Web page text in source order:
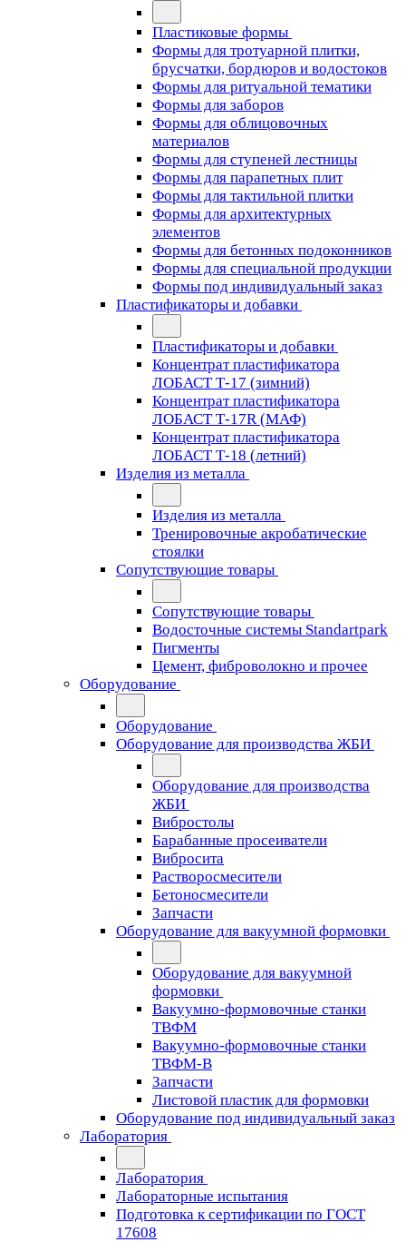
Пластиковые формы
Формы для тротуарной плитки,
брусчатки, бордюров и водостоков
Формы для ритуальной тематики
Формы для заборов
Формы для облицовочных
материалов
Формы для ступеней лестницы
Формы для парапетных плит
Формы для тактильной плитки
Формы для архитектурных
элементов
Формы для бетонных подоконников
Формы для специальной продукции
Формы под индивидуальный заказ
Пластификаторы и добавки
Пластификаторы и добавки
Концентрат пластификатора
ЛОБАСТ Т-17 (зимний)
Концентрат пластификатора
ЛОБАСТ Т-17R (МАФ)
Концентрат пластификатора
ЛОБАСТ Т-18 (летний)
Изделия из металла
Изделия из металла
Тренировочные акробатические
стоялки
Сопутствующие товары
Сопутствующие товары
Водосточные системы Standartpark
Пигменты
Цемент, фиброволокно и прочее
Оборудование
Оборудование
Оборудование для производства ЖБИ
Оборудование для производства
ЖБИ
Вибростолы
Барабанные просеиватели
Вибросита
Растворосмесители
Бетоносмесители
Запчасти
Оборудование для вакуумной формовки
Оборудование для вакуумной
формовки
Вакуумно-формовочные станки
ТВФМ
Вакуумно-формовочные станки
ТВФМ-В
Запчасти
Листовой пластик для формовки
Оборудование под индивидуальный заказ
Лаборатория
Лаборатория
Лабораторные испытания
Подготовка к сертификации по ГОСТ
17608